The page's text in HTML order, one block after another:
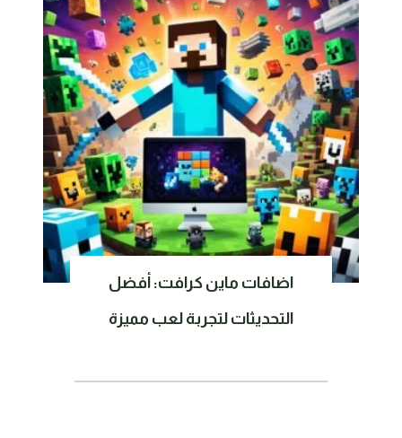
اضافات ماين كرافت: أفضل
التحديثات لتجربة لعب مميزة